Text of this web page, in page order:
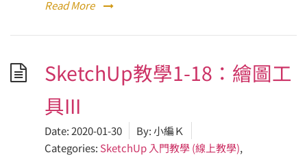
Read More
SketchUp教學1-18：繪圖工
具III
Date:2020-01-30 By:小編Ｋ
Categories: SketchUp 入門教學 (線上教學),